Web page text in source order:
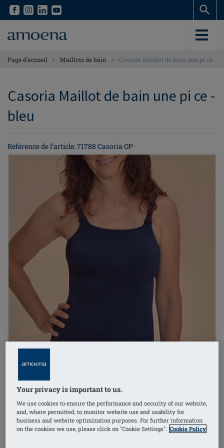
Skip
content
Skip
content
Page d’accueil > Maillots de bain > Casoria Maillot de bain une pi ce
Casoria Maillot de bain une pi ce -
bleu
Référence de l'article: 71788 Casoria OP
Your privacy is important to us.
We use cookies to ensure the performance and security of our website,
and, where permitted, to monitor website use and usability for
business and website optimization purposes. For further information
on the cookies we use, please click on "Cookie Settings". Cookie Policy